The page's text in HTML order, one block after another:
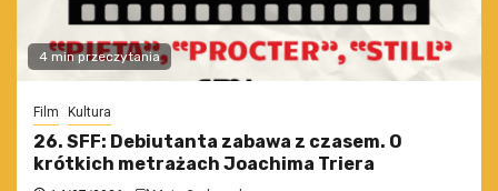
4 min przeczytania
Film Kultura
26. SFF: Debiutanta zabawa z czasem. O
krótkich metrażach Joachima Triera